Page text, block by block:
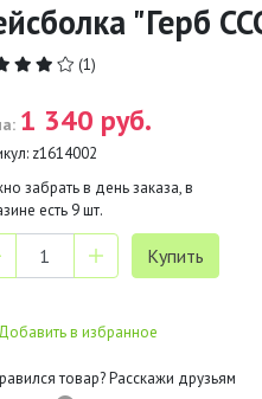
"Герб
(1)
1 340 руб.
z1614002
забрать в день заказа, в
есть 9шт.
в избранное
товар? Расскажи друзьям